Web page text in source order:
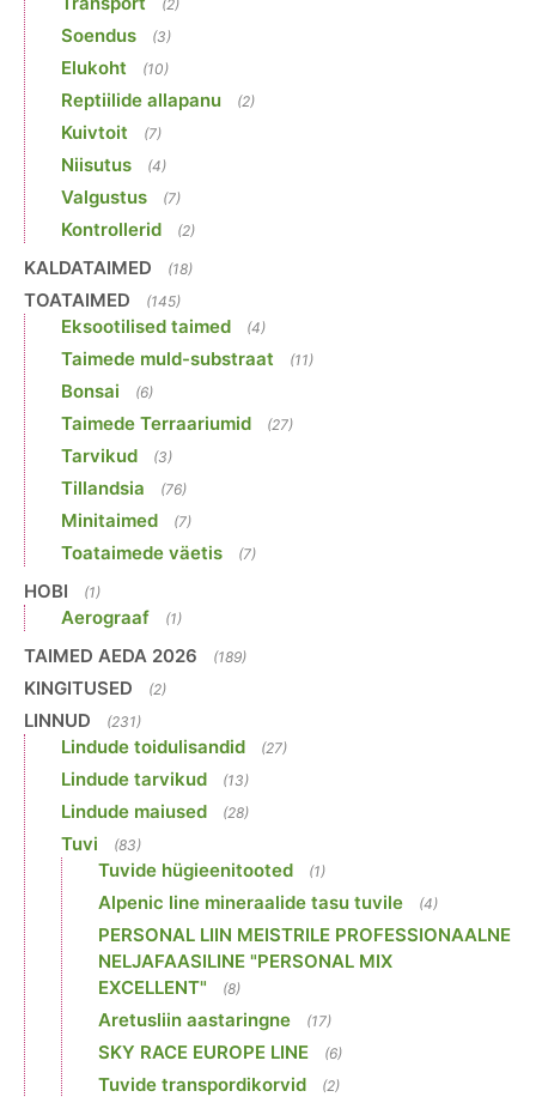
(2)
Soendus (3)
Elukoht (10)
Reptiilide allapanu (2)
Kuivtoit (7)
Niisutus (4)
Valgustus (7)
Kontrollerid (2)
KALDATAIMED (18)
TOATAIMED (145)
Eksootilised taimed (4)
Taimede muld-substraat (11)
Bonsai (6)
Taimede Terraariumid (27)
Tarvikud (3)
Tillandsia (76)
Minitaimed (7)
Toataimede väetis (7)
HOBI (1)
Aerograaf (1)
TAIMED AEDA 2026 (189)
KINGITUSED (2)
LINNUD (231)
Lindude toidulisandid (27)
Lindude tarvikud (13)
Lindude maiused (28)
Tuvi (83)
Tuvide hügieenitooted (1)
Alpenic line mineraalide tasu tuvile (4)
PERSONAL LIIN MEISTRILE PROFESSIONAALNE
NELJAFAASILINE "PERSONAL MIX
EXCELLENT"
(8)
Aretusliin aastaringne (17)
SKY RACE EUROPE LINE (6)
Tuvide transpordikorvid (2)